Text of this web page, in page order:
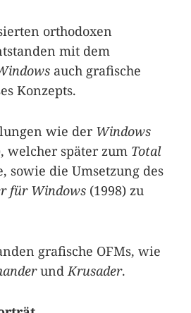
orthodoxen
mit dem
auch grafische
Konzepts.
wie der Windows
welcher später zum Total
sowie die Umsetzung des
für Windows (1998) zu
grafische OFMs, wie
und Krusader.